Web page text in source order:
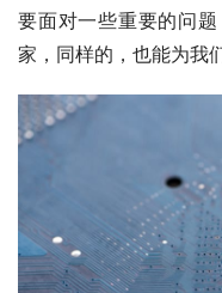
要面对一些重要的问
家，同样的，也能为我